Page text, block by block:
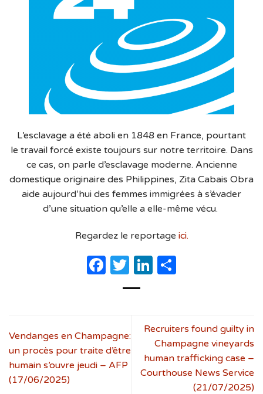
L’esclavage a été aboli en 1848 en France, pourtant
le travail forcé existe toujours sur notre territoire. Dans
ce cas, on parle d’esclavage moderne. Ancienne
domestique originaire des Philippines, Zita Cabais Obra
aide aujourd’hui des femmes immigrées à s’évader
d’une situation qu’elle a elle-même vécu.
Regardez le reportage ici.
Facebook
TwitterLinkedIn
Vendanges en Champagne:
un procès pour traite d’être
humain s’ouvre jeudi – AFP
(17/06/2025)
Recruiters found guilty in
Champagne vineyards
human trafficking case –
Courthouse News Service
(21/07/2025)